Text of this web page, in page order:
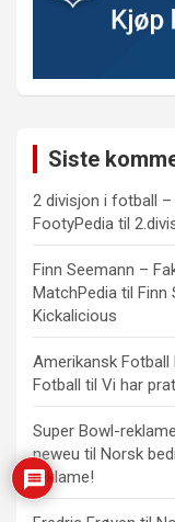
Siste
2 divisjon i fotball
FootyPedia til
Finn Seemann –
MatchPedia til Finn
Kickalicious
Amerikansk
Fotball til Vi har
Super Bowl-
neweu til Norsk
reklame!